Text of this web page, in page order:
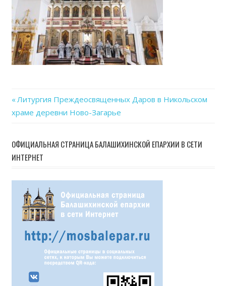
Навигация
записям
Previous
Post:
Литургия Преждеосвященных Даров в Никольском
храме деревни Ново-Загарье
ОФИЦИАЛЬНАЯ СТРАНИЦА БАЛАШИХИНСКОЙ ЕПАРХИИ В СЕТИ
ИНТЕРНЕТ